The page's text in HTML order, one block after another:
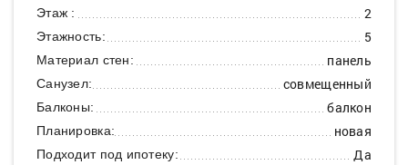
Этаж : 2
Этажность: 5
Материал стен: панель
Санузел: совмещенный
Балконы: балкон
Планировка: новая
Подходит под ипотеку: Да